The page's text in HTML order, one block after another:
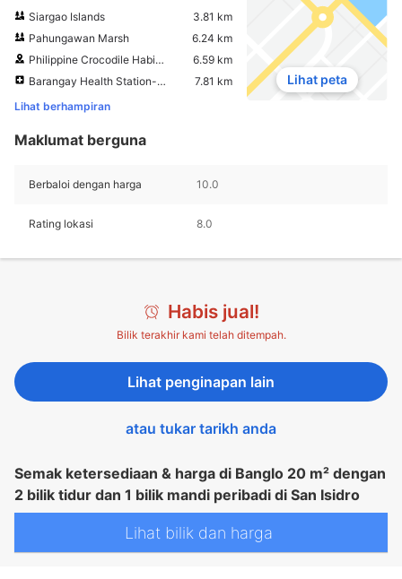
Siargao Islands
3.81 km
Pahungawan Marsh
6.24 km
Philippine Crocodile Habitat viewpoint
6.59 km
Barangay Health Station- Consolacion
7.81 km
Lihat berhampiran
Lihat peta
Maklumat berguna
Berbaloi dengan harga 10.0
Rating lokasi 8.0
Habis jual!
Bilik terakhir kami telah ditempah.
Lihat penginapan lain
atau tukar tarikh anda
Semak ketersediaan & harga di Banglo 20 m² dengan
2 bilik tidur dan 1 bilik mandi peribadi di San Isidro
Lihat bilik dan harga